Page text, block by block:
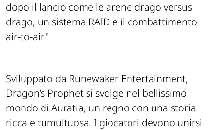
dopo il lancio come le arene drago versus
drago, un sistema RAID e il combattimento
air-to-air."
Sviluppato da Runewaker Entertainment,
Dragon’s Prophet si svolge nel bellissimo
mondo di Auratia, un regno con una storia
ricca e tumultuosa. I giocatori devono unirsi